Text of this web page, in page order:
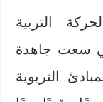
التربية
سعت جاهدة
التربوية